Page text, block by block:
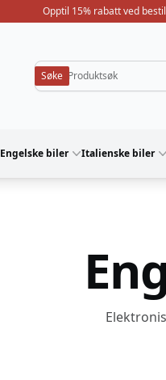
Opptil 15% rabatt ved
Engelske biler Italienske biler